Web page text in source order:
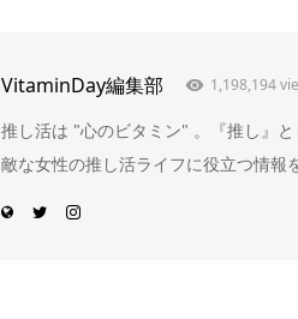
VitaminDay編集部 1,198,194
推し活は "心のビタミン" 。『推し』
敵な女性の推し活ライフに役立つ情報